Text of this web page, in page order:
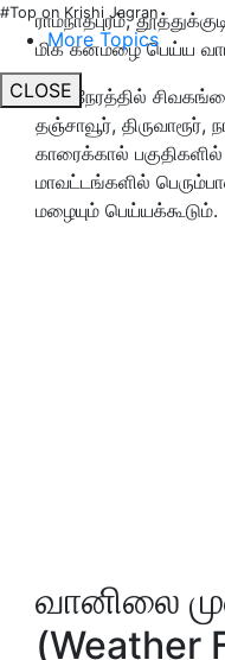
#Top on Krishi Jagran
More Topics
CLOSE
ராமநாதபுரம்,
மிக கனமழை பெய்ய
அதேநேரத்தில்
தஞ்சாவூர், திருவாரூர்,
காரைக்கால்
மாவட்டங்களில்
மழையும் பெய்யக்கூடும்.
வானிலை
(Weather